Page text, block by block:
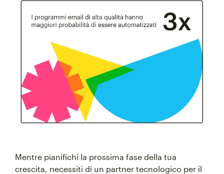
Mentre pianifichi la prossima fase della tua
crescita, necessiti di un partner tecnologico per il